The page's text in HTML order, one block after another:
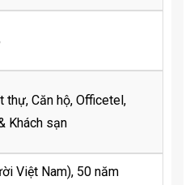
thự, Căn hộ, Officetel,
Khách sạn
Việt Nam), 50 năm